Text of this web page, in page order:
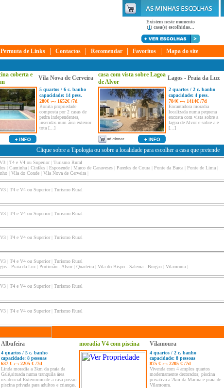
Existem neste momento
(1) casa(s) escolhidas...
Permuta de Links | Contactos | Recomendar | Favoritos | Mapa do site
coberta e
Vila Nova de Cerveira
5 quartos / 6 c. banho
capacidade: 14 pess.
280€ ‹–› 1652€ /7d
Bonita propriedade
composta por 2 casas de
pedra independentes,
inseridas num área exterior
tota [...]
casa com vista sobre Lagoa
de Alvor
Lagos - Praia da Luz
2 quartos / 2 c. banho
capacidade: 4 pess.
784€ ‹–› 1414€ /7d
Encantadora moradia
localizada numa pequena
encosta com vista sobre a
lagoa de Alvor e sobre a e
[...]
Clique sobre a Tipologia ou sobre a localidade para escolher a casa que pretende
| T4 e V4 ou Superior| Turismo Rural
| Caminha| Cinfães| Esposende| Marco de Canaveses| Paredes de Coura| Ponte da Barca| Ponte de Lima|
| Vila do Conde| Vila Nova de Cerveira|
| T4 e V4 ou Superior| Turismo Rural
| T4 e V4 ou Superior| Turismo Rural
| T4 e V4 ou Superior| Turismo Rural
| T4 e V4 ou Superior| Turismo Rural
- Praia da Luz| Portimão - Alvor| Quarteira| Vila do Bispo - Salema - Burgau| Vilamoura|
| T4 e V4 ou Superior| Turismo Rural
| T4 e V4 ou Superior| Turismo Rural
Albufeira
4 quartos / 5 c. banho
capacidade: 8 pessoas
637 € ‹–› 2205 € /7d
Linda moradia a 3km da praia da
Galé,situada numa tranquila área
residencial.Exteriormente a casa possui
piscina privada para adultos e crianças.
moradia V4 com piscina Vilamoura
4 quartos / 2 c. banho
capacidade: 8 pessoas
875 € ‹–› 2205 € /7d
Vivenda com 4 amplos quartos
modernamente decorados; piscina
privativa a 2km da Marina e praia de
Vilamoura.